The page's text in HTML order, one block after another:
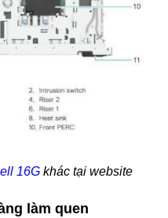
16G khác tại website
làm quen